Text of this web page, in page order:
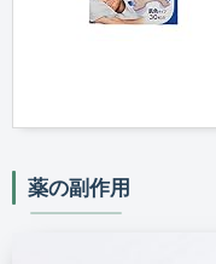
薬の副作用